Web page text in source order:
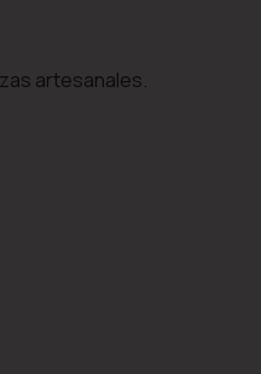
artesanales.